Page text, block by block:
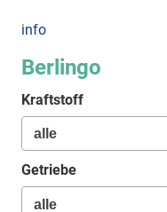
info
Berlingo
Kraftstoff
Getriebe